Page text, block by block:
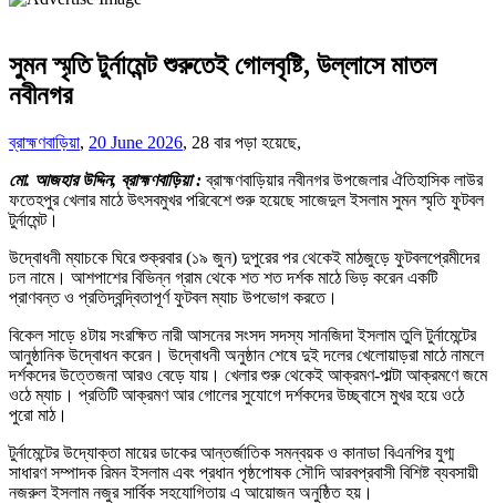
সুমন স্মৃতি টুর্নামেন্ট শুরুতেই গোলবৃষ্টি, উল্লাসে মাতল
নবীনগর
ব্রাহ্মণবাড়িয়া, 20 June 2026, 28 বার পড়া হয়েছে,
মো. আজহার উদ্দিন, ব্রাহ্মণবাড়িয়া :ব্রাহ্মণবাড়িয়ার নবীনগর উপজেলার ঐতিহাসিক লাউর
ফতেহপুর খেলার মাঠে উৎসবমুখর পরিবেশে শুরু হয়েছে সাজেদুল ইসলাম সুমন স্মৃতি ফুটবল
টুর্নামেন্ট।
উদ্বোধনী ম্যাচকে ঘিরে শুক্রবার (১৯ জুন) দুপুরের পর থেকেই মাঠজুড়ে ফুটবলপ্রেমীদের
ঢল নামে। আশপাশের বিভিন্ন গ্রাম থেকে শত শত দর্শক মাঠে ভিড় করেন একটি
প্রাণবন্ত ও প্রতিদ্বন্দ্বিতাপূর্ণ ফুটবল ম্যাচ উপভোগ করতে।
বিকেল সাড়ে ৪টায় সংরক্ষিত নারী আসনের সংসদ সদস্য সানজিদা ইসলাম তুলি টুর্নামেন্টের
আনুষ্ঠানিক উদ্বোধন করেন। উদ্বোধনী অনুষ্ঠান শেষে দুই দলের খেলোয়াড়রা মাঠে নামলে
দর্শকদের উত্তেজনা আরও বেড়ে যায়। খেলার শুরু থেকেই আক্রমণ-পাল্টা আক্রমণে জমে
ওঠে ম্যাচ। প্রতিটি আক্রমণ আর গোলের সুযোগে দর্শকদের উচ্ছ্বাসে মুখর হয়ে ওঠে
পুরো মাঠ।
টুর্নামেন্টের উদ্যোক্তা মায়ের ডাকের আন্তর্জাতিক সমন্বয়ক ও কানাডা বিএনপির যুগ্ম
সাধারণ সম্পাদক রিমন ইসলাম এবং প্রধান পৃষ্ঠপোষক সৌদি আরবপ্রবাসী বিশিষ্ট ব্যবসায়ী
নজরুল ইসলাম নজুর সার্বিক সহযোগিতায় এ আয়োজন অনুষ্ঠিত হয়।